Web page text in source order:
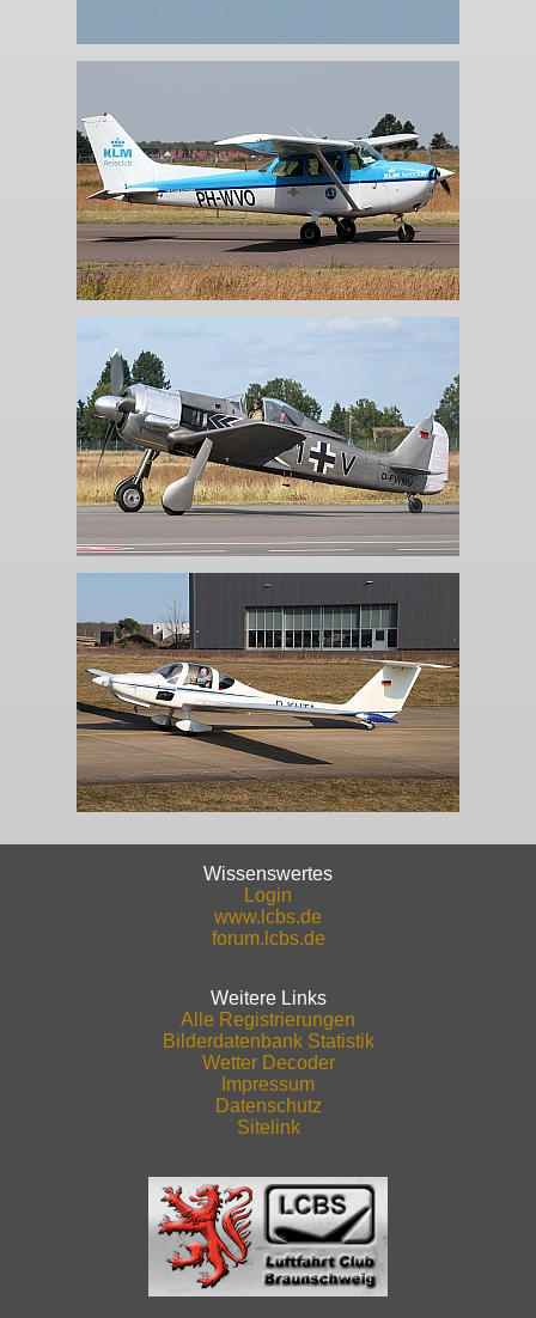
Wissenswertes
Login
www.lcbs.de
forum.lcbs.de
Weitere Links
Alle Registrierungen
Bilderdatenbank Statistik
Wetter Decoder
Impressum
Datenschutz
Sitelink